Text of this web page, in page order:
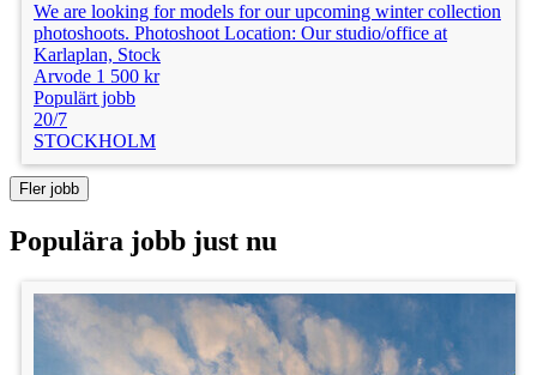
We are looking for models for our upcoming winter collection
photoshoots. Photoshoot Location: Our studio/office at
Karlaplan, Stock
Arvode 1 500 kr
Populärt jobb
20/7
STOCKHOLM
Fler jobb
Populära jobb just nu